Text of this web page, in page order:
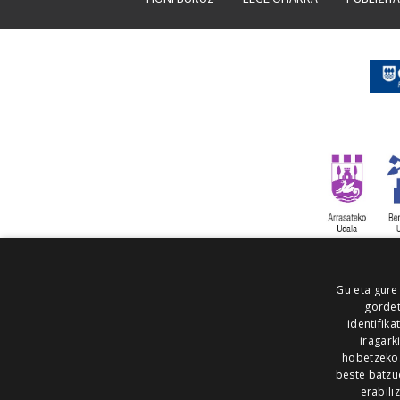
Gu eta
hobetzeko.
beste